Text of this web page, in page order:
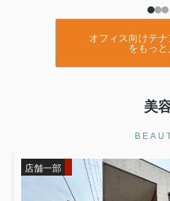
オフィス向けテ
をもっと
美
店舗一部